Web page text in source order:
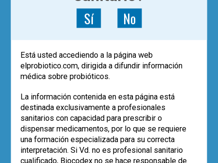
ACTUALÍZATE | ARTÍCULOS
Obesidad, Diabetesmellitus
Sí No
Está usted accediendo a la página web
elprobiotico.com, dirigida a difundir información
médica sobre probióticos.
La información contenida en esta página está
destinada exclusivamente a profesionales
sanitarios con capacidad para prescribir o
dispensar medicamentos, por lo que se requiere
una formación especializada para su correcta
interpretación. Si Vd. no es profesional sanitario
cualificado, Biocodex no se hace responsable de